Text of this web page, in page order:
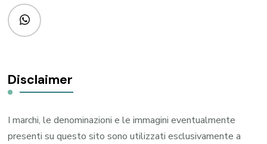
Disclaimer
I marchi, le denominazioni e le immagini eventualmente
presenti su questo sito sono utilizzati esclusivamente a